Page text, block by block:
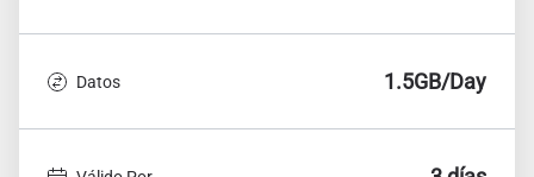
Datos 1.5GB/Day